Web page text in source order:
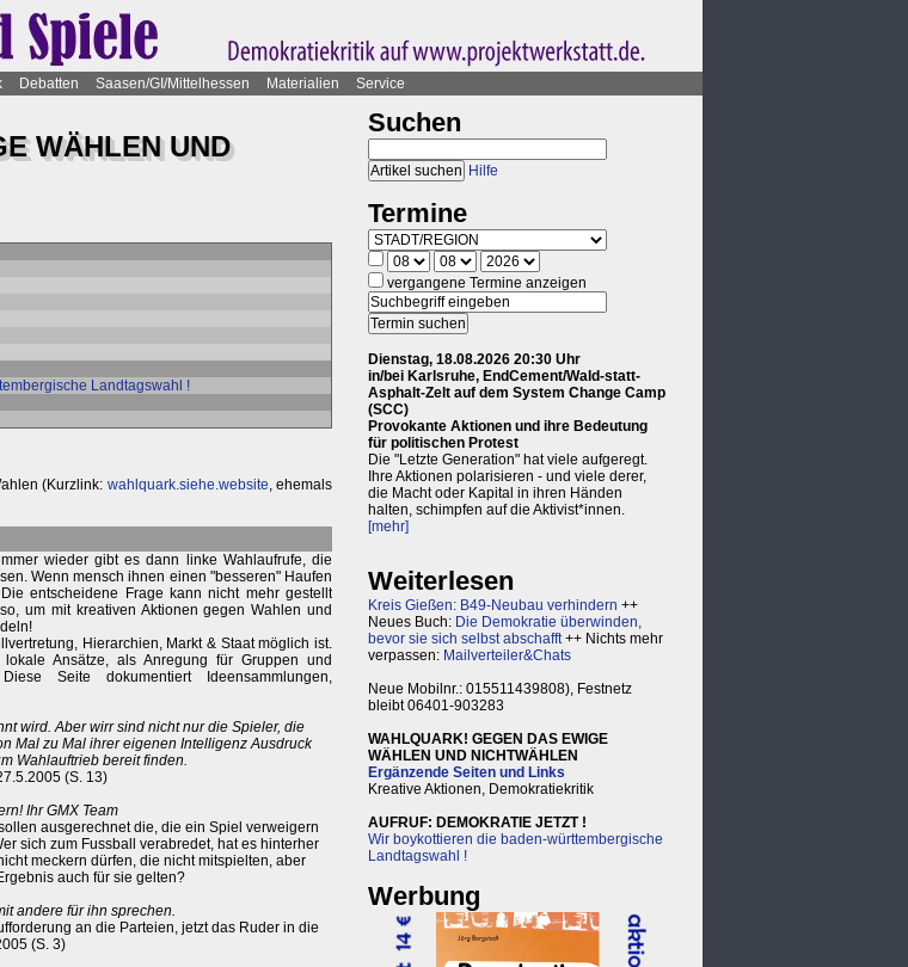
Debatten Saasen/GI/Mittelhessen Materialien
Service
WÄHLEN UND
Landtagswahl !
(Kurzlink: wahlquark.siehe.website, ehemals
wieder gibt es dann linke Wahlaufrufe, die
Wenn mensch ihnen einen "besseren" Haufen
entscheidene Frage kann nicht mehr gestellt
um mit kreativen Aktionen gegen Wahlen und
Hierarchien, Markt & Staat möglich ist.
Ansätze, als Anregung für Gruppen und
Seite dokumentiert Ideensammlungen,
wird. Aber wirr sind nicht nur die Spieler, die
Mal zu Mal ihrer eigenen Intelligenz Ausdruck
Wahlauftrieb bereit finden.
(S. 13)
Ihr GMX Team
ausgerechnet die, die ein Spiel verweigern
sich zum Fussball verabredet, hat es hinterher
meckern dürfen, die nicht mitspielten, aber
auch für sie gelten?
andere für ihn sprechen.
an die Parteien, jetzt das Ruder in die
(S. 3)
Suchen
Hilfe
Termine
vergangene Termine anzeigen
Dienstag, 18.08.2026 20:30 Uhr
in/bei Karlsruhe, EndCement/Wald-statt-
Asphalt-Zelt auf dem System Change Camp
(SCC)
Provokante Aktionen und ihre Bedeutung
für politischen Protest
Die "Letzte Generation" hat viele aufgeregt.
Ihre Aktionen polarisieren - und viele derer,
die Macht oder Kapital in ihren Händen
halten, schimpfen auf die Aktivist*innen.
[mehr]
Weiterlesen
Kreis Gießen: B49-Neubau verhindern ++
Neues Buch: Die Demokratie überwinden,
bevor sie sich selbst abschafft++ Nichts mehr
verpassen: Mailverteiler&Chats
Neue Mobilnr.: 015511439808), Festnetz
bleibt 06401-903283
WAHLQUARK! GEGEN DAS EWIGE
WÄHLEN UND NICHTWÄHLEN
Ergänzende Seiten und Links
Kreative Aktionen, Demokratiekritik
AUFRUF: DEMOKRATIE JETZT !
Wir boykottieren die baden-württembergische
Landtagswahl !
Werbung